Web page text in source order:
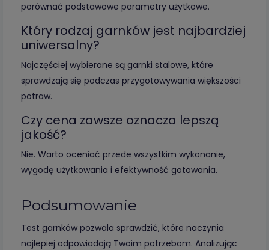
porównać podstawowe parametry użytkowe.
Który rodzaj garnków jest najbardziej
uniwersalny?
Najczęściej wybierane są garnki stalowe, które
sprawdzają się podczas przygotowywania większości
potraw.
Czy cena zawsze oznacza lepszą
jakość?
Nie. Warto oceniać przede wszystkim wykonanie,
wygodę użytkowania i efektywność gotowania.
Podsumowanie
Test garnków pozwala sprawdzić, które naczynia
najlepiej odpowiadają Twoim potrzebom. Analizując